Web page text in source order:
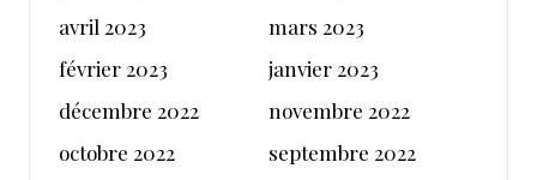
avril 2023
mars 2023
février 2023
janvier 2023
décembre 2022
novembre 2022
octobre 2022
septembre 2022